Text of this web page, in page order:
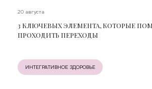
20 августа
3 КЛЮЧЕВЫХ ЭЛЕМЕНТА, КОТОРЫЕ
ПРОХОДИТЬ ПЕРЕХОДЫ
ИНТЕГРАТИВНОЕ ЗДОРОВЬЕ